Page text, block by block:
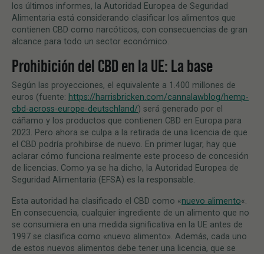
los últimos informes, la Autoridad Europea de Seguridad
Alimentaria está considerando clasificar los alimentos que
contienen CBD como narcóticos, con consecuencias de gran
alcance para todo un sector económico.
Prohibición del CBD en la UE: La base
Según las proyecciones, el equivalente a 1.400 millones de
euros (fuente: https://harrisbricken.com/cannalawblog/hemp-
cbd-across-europe-deutschland/) será generado por el
cáñamo y los productos que contienen CBD en Europa para
2023. Pero ahora se culpa a la retirada de una licencia de que
el CBD podría prohibirse de nuevo. En primer lugar, hay que
aclarar cómo funciona realmente este proceso de concesión
de licencias. Como ya se ha dicho, la Autoridad Europea de
Seguridad Alimentaria (EFSA) es la responsable.
Esta autoridad ha clasificado el CBD como «nuevo alimento«.
En consecuencia, cualquier ingrediente de un alimento que no
se consumiera en una medida significativa en la UE antes de
1997 se clasifica como «nuevo alimento». Además, cada uno
de estos nuevos alimentos debe tener una licencia, que se